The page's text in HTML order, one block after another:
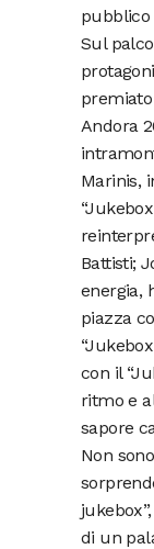
pubblico
Sul
Andora
Marinis,
Battisti;
energia,
piazza
con il
ritmo e
sapore
Non
di un